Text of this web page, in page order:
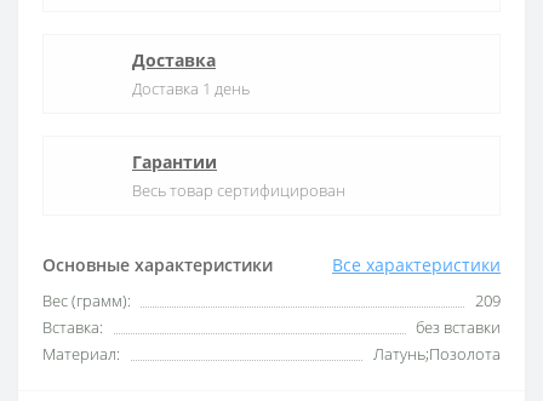
Основные характеристики Все характеристики
Вес (грамм):
209
Вставка:
без вставки
Материал:
Латунь;Позолота
Доставка
Доставка 1 день
Гарантии
Весь товар сертифицирован